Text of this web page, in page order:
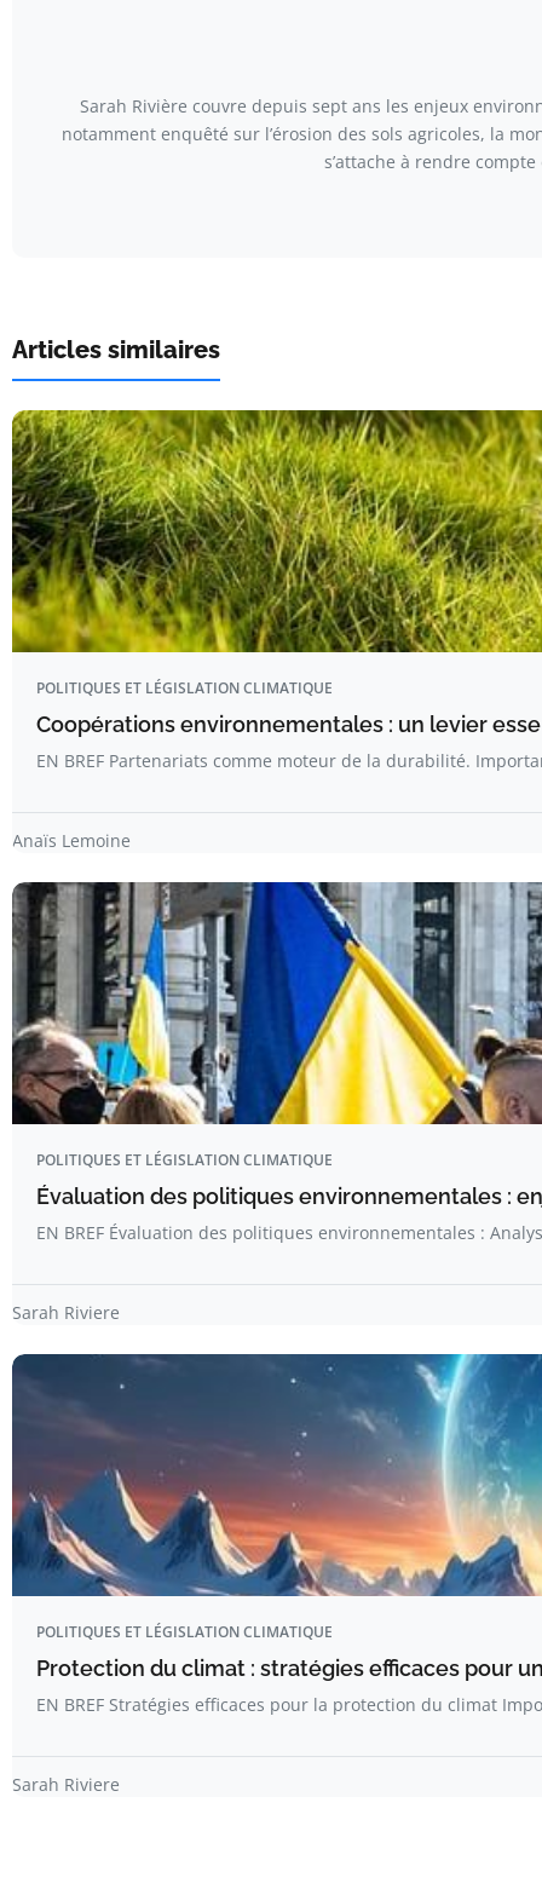
Sarah Rivière couvre depuis sept ans les enjeux
notamment enquêté sur l’érosion des sols agricoles, la
s’attache à rendre
Articles similaires
POLITIQUES ET LÉGISLATION CLIMATIQUE
Coopérations environnementales : un levier
EN BREF Partenariats comme moteur de la durabilité.
Anaïs Lemoine
POLITIQUES ET LÉGISLATION CLIMATIQUE
Évaluation des politiques environnementales :
EN BREF Évaluation des politiques environnementales :
Sarah Riviere
POLITIQUES ET LÉGISLATION CLIMATIQUE
Protection du climat : stratégies efficaces pour
EN BREF Stratégies efficaces pour la protection du climat
Sarah Riviere